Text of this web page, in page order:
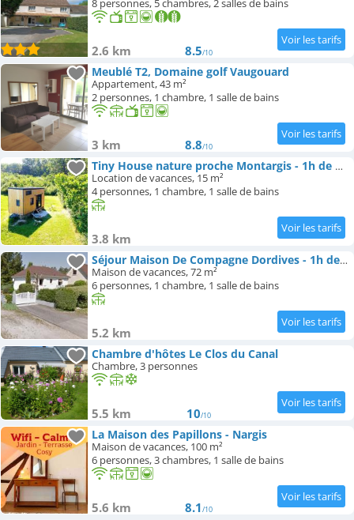
8 personnes, 5 chambres, 2 salles de bains
2.6 km 8.5/10
Meublé T2, Domaine golf Vaugouard
Appartement, 43 m²
2 personnes, 1 chambre, 1 salle de bains
3 km 8.8/10
Tiny House nature proche Montargis - 1h de Paris !
Location de vacances, 15 m²
4 personnes, 1 chambre, 1 salle de bains
3.8 km
Séjour Maison De Compagne Dordives - 1h de Paris
Maison de vacances, 72 m²
6 personnes, 1 chambre, 1 salle de bains
5.2 km
Chambre d'hôtes Le Clos du Canal
Chambre, 3 personnes
5.5 km 10/10
La Maison des Papillons - Nargis
Maison de vacances, 100 m²
6 personnes, 3 chambres, 1 salle de bains
5.6 km 8.1/10